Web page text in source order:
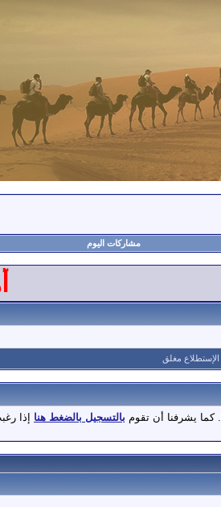
مشاركات اليوم
الإستطلاع مغلق
. كما يشرفنا أن تقوم بالتسجيل بالضغط هنا إذا